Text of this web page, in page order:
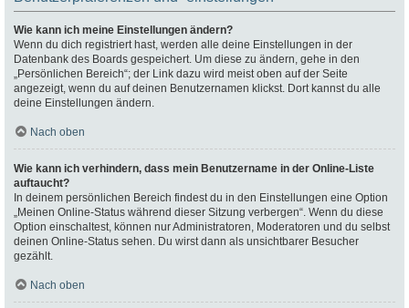
Wie kann ich meine Einstellungen ändern?
Wenn du dich registriert hast, werden alle deine Einstellungen in der
Datenbank des Boards gespeichert. Um diese zu ändern, gehe in den
„Persönlichen Bereich“; der Link dazu wird meist oben auf der Seite
angezeigt, wenn du auf deinen Benutzernamen klickst. Dort kannst du alle
deine Einstellungen ändern.
Nach oben
Wie kann ich verhindern, dass mein Benutzername in der Online-Liste
auftaucht?
In deinem persönlichen Bereich findest du in den Einstellungen eine Option
„Meinen Online-Status während dieser Sitzung verbergen“. Wenn du diese
Option einschaltest, können nur Administratoren, Moderatoren und du selbst
deinen Online-Status sehen. Du wirst dann als unsichtbarer Besucher
gezählt.
Nach oben